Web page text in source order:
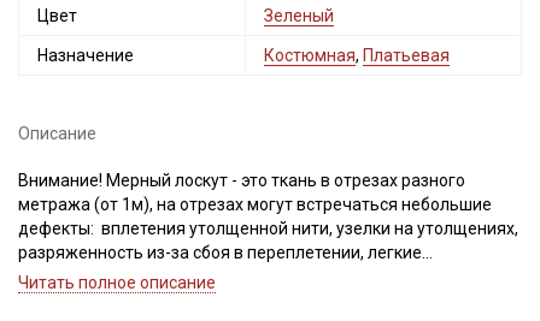
Цвет Зеленый
Назначение Костюмная, Платьевая
Описание
Внимание! Мерный лоскут - это ткань в отрезах разного
метража (от 1м), на отрезах могут встречаться небольшие
дефекты: вплетения утолщенной нити, узелки на утолщениях,
разряженность из-за сбоя в переплетении, легкие
загрязнения вдоль кромки и на расстоянии до 5см от кромки,
Читать полное описание